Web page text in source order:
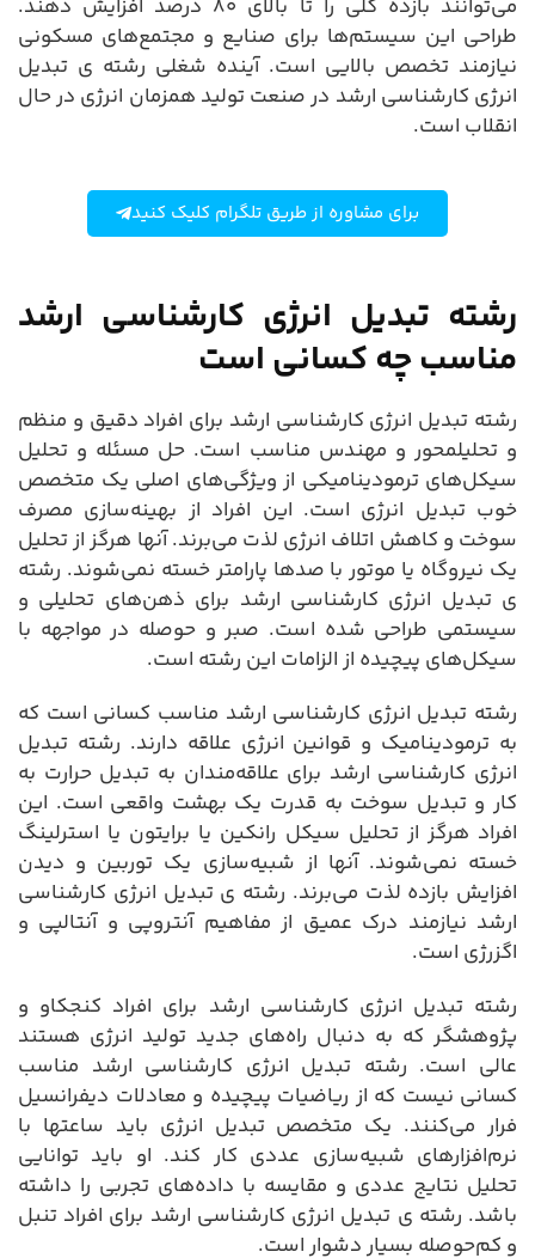
می‌توانند بازده کلی را تا بالای ۸۰ درصد افزایش دهند.
طراحی این سیستم‌ها برای صنایع و مجتمع‌های مسکونی
نیازمند تخصص بالایی است. آینده شغلی رشته ی تبدیل
انرژی کارشناسی ارشد در صنعت تولید همزمان انرژی در حال
انقلاب است.
برای مشاوره از طریق تلگرام کلیک کنید
رشته تبدیل انرژی کارشناسی ارشد
مناسب چه کسانی است
رشته تبدیل انرژی کارشناسی ارشد برای افراد دقیق و منظم
و تحلیلمحور و مهندس مناسب است. حل مسئله و تحلیل
سیکل‌های ترمودینامیکی از ویژگی‌های اصلی یک متخصص
خوب تبدیل انرژی است. این افراد از بهینه‌سازی مصرف
سوخت و کاهش اتلاف انرژی لذت می‌برند. آنها هرگز از تحلیل
یک نیروگاه یا موتور با صدها پارامتر خسته نمی‌شوند. رشته
ی تبدیل انرژی کارشناسی ارشد برای ذهن‌های تحلیلی و
سیستمی طراحی شده است. صبر و حوصله در مواجهه با
سیکل‌های پیچیده از الزامات این رشته است.
رشته تبدیل انرژی کارشناسی ارشد مناسب کسانی است که
به ترمودینامیک و قوانین انرژی علاقه دارند. رشته تبدیل
انرژی کارشناسی ارشد برای علاقه‌مندان به تبدیل حرارت به
کار و تبدیل سوخت به قدرت یک بهشت واقعی است. این
افراد هرگز از تحلیل سیکل رانکین یا برایتون یا استرلینگ
خسته نمی‌شوند. آنها از شبیه‌سازی یک توربین و دیدن
افزایش بازده لذت می‌برند. رشته ی تبدیل انرژی کارشناسی
ارشد نیازمند درک عمیق از مفاهیم آنتروپی و آنتالپی و
اگزرژی است.
رشته تبدیل انرژی کارشناسی ارشد برای افراد کنجکاو و
پژوهشگر که به دنبال راه‌های جدید تولید انرژی هستند
عالی است. رشته تبدیل انرژی کارشناسی ارشد مناسب
کسانی نیست که از ریاضیات پیچیده و معادلات دیفرانسیل
فرار می‌کنند. یک متخصص تبدیل انرژی باید ساعتها با
نرم‌افزارهای شبیه‌سازی عددی کار کند. او باید توانایی
تحلیل نتایج عددی و مقایسه با داده‌های تجربی را داشته
باشد. رشته ی تبدیل انرژی کارشناسی ارشد برای افراد تنبل
و کم‌حوصله بسیار دشوار است.